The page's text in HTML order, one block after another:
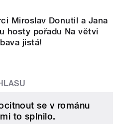
Miroslav Donutil a Jana
hosty pořadu Na větvi
jistá!
se v románu
to splnilo.